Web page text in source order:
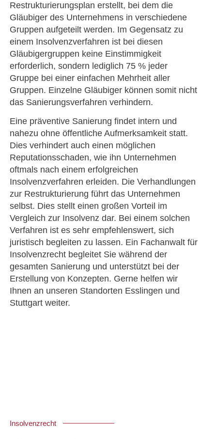
Restrukturierungsplan erstellt, bei dem die
Gläubiger des Unternehmens in verschiedene
Gruppen aufgeteilt werden. Im Gegensatz zu
einem Insolvenzverfahren ist bei diesen
Gläubigergruppen keine Einstimmigkeit
erforderlich, sondern lediglich 75 % jeder
Gruppe bei einer einfachen Mehrheit aller
Gruppen. Einzelne Gläubiger können somit nicht
das Sanierungsverfahren verhindern.
Eine präventive Sanierung findet intern und
nahezu ohne öffentliche Aufmerksamkeit statt.
Dies verhindert auch einen möglichen
Reputationsschaden, wie ihn Unternehmen
oftmals nach einem erfolgreichen
Insolvenzverfahren erleiden. Die Verhandlungen
zur Restrukturierung führt das Unternehmen
selbst. Dies stellt einen großen Vorteil im
Vergleich zur Insolvenz dar. Bei einem solchen
Verfahren ist es sehr empfehlenswert, sich
juristisch begleiten zu lassen. Ein Fachanwalt für
Insolvenzrecht begleitet Sie während der
gesamten Sanierung und unterstützt bei der
Erstellung von Konzepten. Gerne helfen wir
Ihnen an unseren Standorten Esslingen und
Stuttgart weiter.
Insolvenzrecht